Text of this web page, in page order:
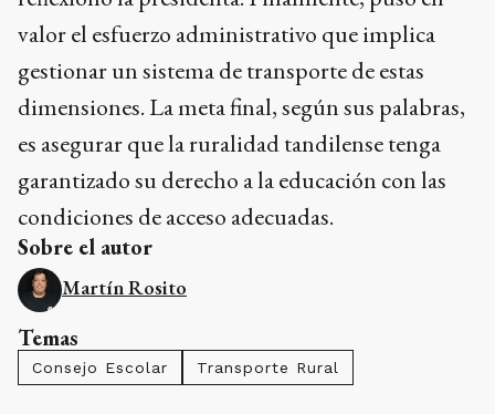
dimensiones. La meta final, según sus palabras,
es asegurar que la ruralidad tandilense tenga
garantizado su derecho a la educación con las
condiciones de acceso adecuadas.
Sobre el autor
Temas
Consejo Escolar
COMENTARIOS0
Compartí tus ideas de forma responsable y respetuosa.